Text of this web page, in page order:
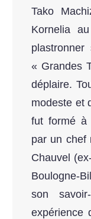
Tako
Kornelia
plastronner
« Grandes
déplaire.
modeste et
fut formé à
par un chef
Chauvel
Boulogne-
son
expérience